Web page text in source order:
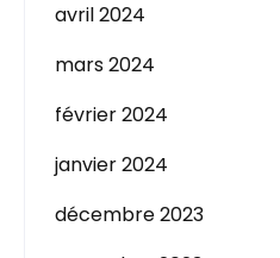
avril 2024
mars 2024
février 2024
janvier 2024
décembre 2023